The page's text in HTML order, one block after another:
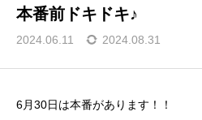
本番前ドキドキ♪
2024.06.11 2024.08.31
6月30日は本番があります！！